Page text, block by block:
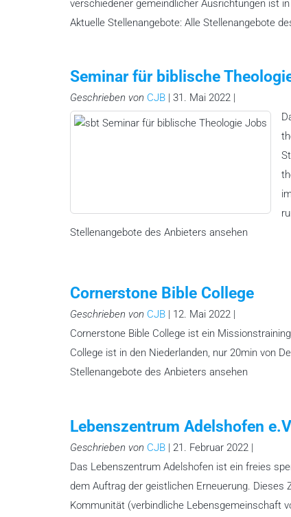
verschiedener gemeindlicher Ausrichtungen ist
Aktuelle Stellenangebote: Alle Stellenangebote
Seminar für biblische
Geschrieben von CJB | 31. Mai 2022 |
Stellenangebote des Anbieters ansehen
Cornerstone Bible College
Geschrieben von CJB | 12. Mai 2022 |
Cornerstone Bible College ist ein
College ist in den Niederlanden, nur 20min von
Stellenangebote des Anbieters ansehen
Lebenszentrum Adelshofen
Geschrieben von CJB | 21. Februar 2022 |
Das Lebenszentrum Adelshofen ist ein freies
dem Auftrag der geistlichen Erneuerung.
Kommunität (verbindliche Lebensgemeinschaft